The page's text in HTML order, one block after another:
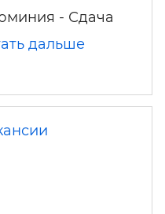
- Сдача
дальше